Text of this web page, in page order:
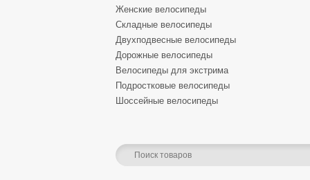
Женские велосипеды
Складные велосипеды
Двухподвесные велосипеды
Дорожные велосипеды
Велосипеды для экстрима
Подростковые велосипеды
Шоссейные велосипеды